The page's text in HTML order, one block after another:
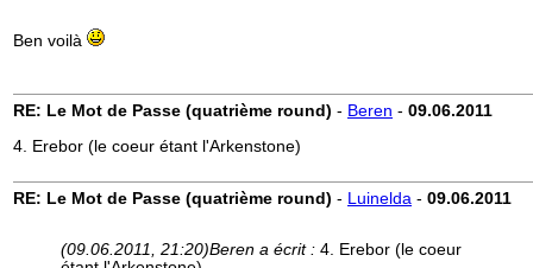
Ben voilà
RE: Le Mot de Passe (quatrième round) - Beren - 09.06.2011
4. Erebor (le coeur étant l'Arkenstone)
RE: Le Mot de Passe (quatrième round) - Luinelda - 09.06.2011
(09.06.2011, 21:20)Beren a écrit : 4. Erebor (le coeur